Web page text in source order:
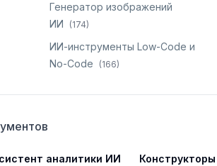
Генератор изображений
ИИ
(174)
ИИ-инструменты Low-Code и
No-Code
(166)
аналитики ИИ